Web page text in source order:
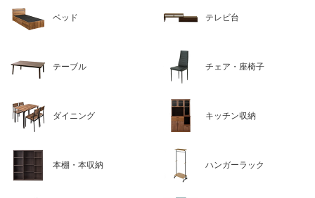
ベッド テレビ台
テーブル チェア・座椅子
ダイニング キッチン収納
本棚・本収納 ハンガーラック